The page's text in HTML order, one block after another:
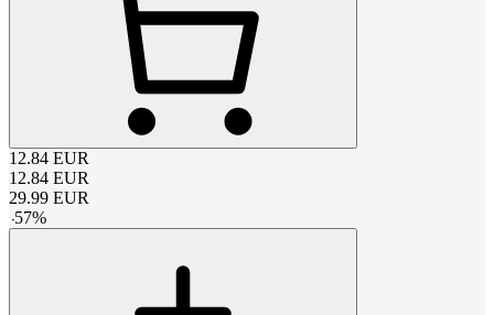
12.84 EUR
12.84 EUR
29.99 EUR
-57%